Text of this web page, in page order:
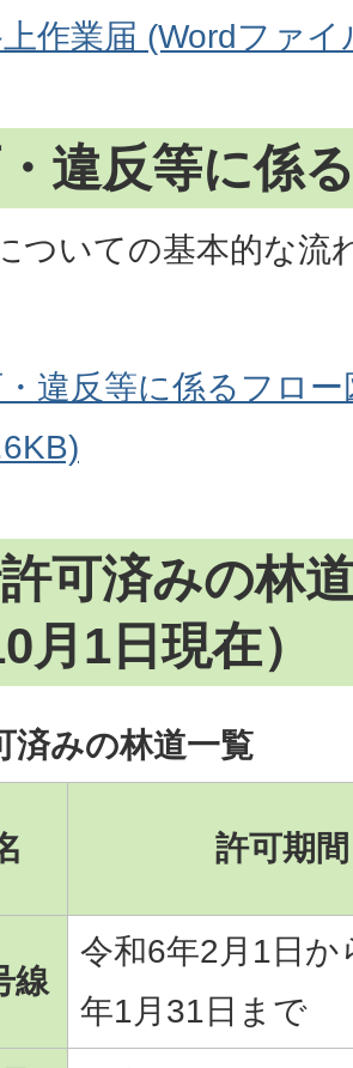
作業届 (Wordファ
違反等に係
ついての基本的な流
違反等に係るフロ
可済みの林
月1日現在）
済みの林道一覧
許可期間
線
令和6年2月1日か
年1月31日まで